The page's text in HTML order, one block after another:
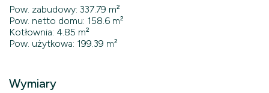
Pow. zabudowy: 337.79 m²
Pow. netto domu: 158.6 m²
Kotłownia: 4.85 m²
Pow. użytkowa: 199.39 m²
Wymiary